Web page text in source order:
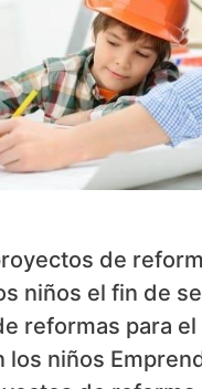
de
niños el fin de
reformas para el
los niños